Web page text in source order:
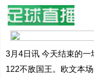
足球直播
3月4日讯 今天结束的
122不敌国王。欧文本